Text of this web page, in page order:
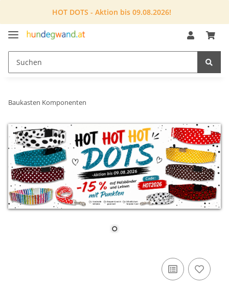
HOT DOTS - Aktion bis 09.08.2026!
Baukasten Komponenten